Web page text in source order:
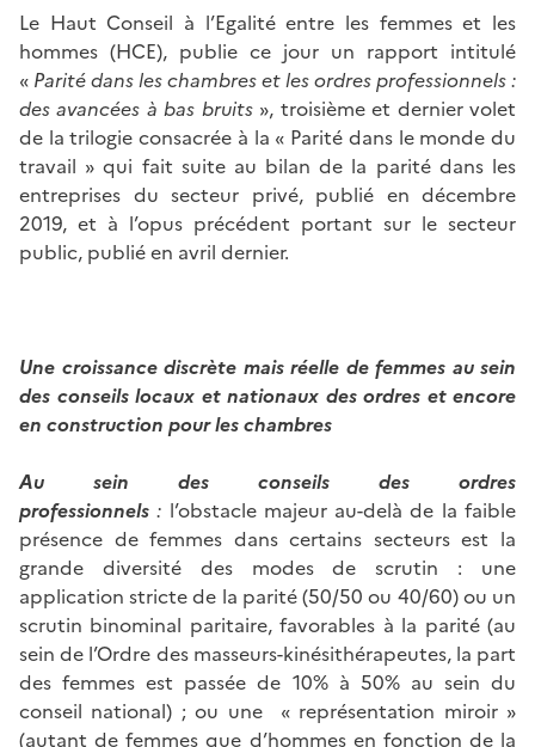
Le Haut Conseil à l’Egalité entre les femmes et les
hommes (HCE), publie ce jour un rapport intitulé
« Parité dans les chambres et les ordres professionnels :
des avancées à bas bruits», troisième et dernier volet
de la trilogie consacrée à la « Parité dans le monde du
travail » qui fait suite au bilan de la parité dans les
entreprises du secteur privé, publié en décembre
2019, et à l’opus précédent portant sur le secteur
public, publié en avril dernier.
Une croissance discrète mais réelle de femmes au sein
des conseils locaux et nationaux des ordres et encore
en construction pour les chambres
Au sein des conseils des ordres
professionnels : l’obstacle majeur au-delà de la faible
présence de femmes dans certains secteurs est la
grande diversité des modes de scrutin : une
application stricte de la parité (50/50 ou 40/60) ou un
scrutin binominal paritaire, favorables à la parité (au
sein de l’Ordre des masseurs-kinésithérapeutes, la part
des femmes est passée de 10% à 50% au sein du
conseil national) ; ou une « représentation miroir »
(autant de femmes que d’hommes en fonction de la